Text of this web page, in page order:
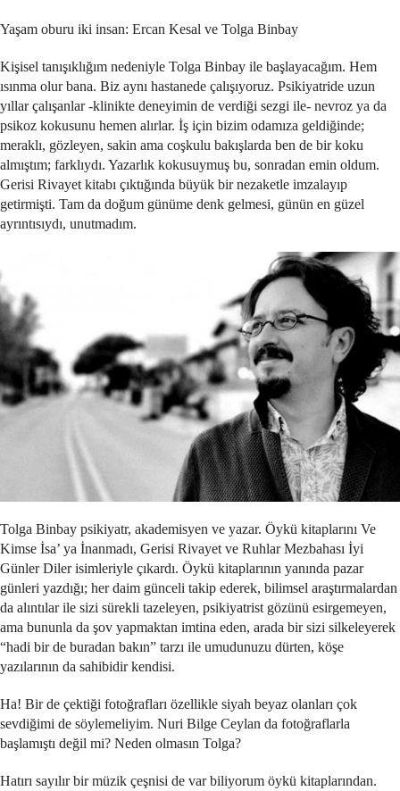
Yaşam oburu iki insan: Ercan Kesal ve Tolga Binbay
Kişisel tanışıklığım nedeniyle Tolga Binbay ile başlayacağım. Hem
ısınma olur bana. Biz aynı hastanede çalışıyoruz. Psikiyatride uzun
yıllar çalışanlar -klinikte deneyimin de verdiği sezgi ile- nevroz ya da
psikoz kokusunu hemen alırlar. İş için bizim odamıza geldiğinde;
meraklı, gözleyen, sakin ama coşkulu bakışlarda ben de bir koku
almıştım; farklıydı. Yazarlık kokusuymuş bu, sonradan emin oldum.
Gerisi Rivayet kitabı çıktığında büyük bir nezaketle imzalayıp
getirmişti. Tam da doğum günüme denk gelmesi, günün en güzel
ayrıntısıydı, unutmadım.
Tolga Binbay psikiyatr, akademisyen ve yazar. Öykü kitaplarını Ve
Kimse İsa’ ya İnanmadı, Gerisi Rivayet ve Ruhlar Mezbahası İyi
Günler Diler isimleriyle çıkardı. Öykü kitaplarının yanında pazar
günleri yazdığı; her daim günceli takip ederek, bilimsel araştırmalardan
da alıntılar ile sizi sürekli tazeleyen, psikiyatrist gözünü esirgemeyen,
ama bununla da şov yapmaktan imtina eden, arada bir sizi silkeleyerek
“hadi bir de buradan bakın” tarzı ile umudunuzu dürten, köşe
yazılarının da sahibidir kendisi.
Ha! Bir de çektiği fotoğrafları özellikle siyah beyaz olanları çok
sevdiğimi de söylemeliyim. Nuri Bilge Ceylan da fotoğraflarla
başlamıştı değil mi? Neden olmasın Tolga?
Hatırı sayılır bir müzik çeşnisi de var biliyorum öykü kitaplarından.